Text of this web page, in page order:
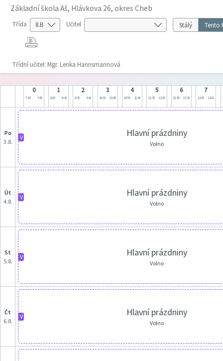
Základní škola Aš, Hlávkova 26, okres Cheb
Třída Učitel Stálý Tento
Třídní učitel: Mgr. Lenka Hannsmannová
0
7:00 7:45
1
8:00 8:45
2
8:55 9:40
3
10:00 10:45
4
10:55 11:40
5
11:50 12:35
6
12:45 13:30
7
13:35 14:20
po
3.8.
V Hlavní prázdniny
Volno
út
4.8.
V Hlavní prázdniny
Volno
st
5.8.
V Hlavní prázdniny
Volno
čt
6.8.
V Hlavní prázdniny
Volno